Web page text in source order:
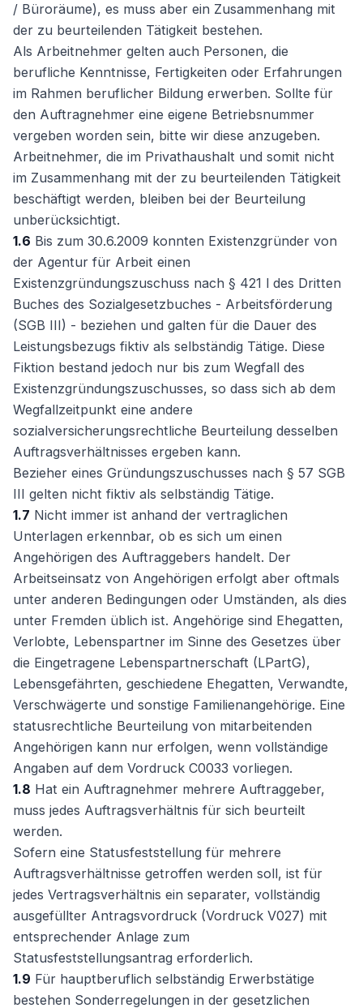
/ Büroräume), es muss aber ein Zusammenhang mit
der zu beurteilenden Tätigkeit bestehen.
Als Arbeitnehmer gelten auch Personen, die
berufliche Kenntnisse, Fertigkeiten oder Erfahrungen
im Rahmen beruflicher Bildung erwerben. Sollte für
den Auftragnehmer eine eigene Betriebsnummer
vergeben worden sein, bitte wir diese anzugeben.
Arbeitnehmer, die im Privathaushalt und somit nicht
im Zusammenhang mit der zu beurteilenden Tätigkeit
beschäftigt werden, bleiben bei der Beurteilung
unberücksichtigt.
1.6 Bis zum 30.6.2009 konnten Existenzgründer von
der Agentur für Arbeit einen
Existenzgründungszuschuss nach § 421 l des Dritten
Buches des Sozialgesetzbuches - Arbeitsförderung
(SGB III) - beziehen und galten für die Dauer des
Leistungsbezugs fiktiv als selbständig Tätige. Diese
Fiktion bestand jedoch nur bis zum Wegfall des
Existenzgründungszuschusses, so dass sich ab dem
Wegfallzeitpunkt eine andere
sozialversicherungsrechtliche Beurteilung desselben
Auftragsverhältnisses ergeben kann.
Bezieher eines Gründungszuschusses nach § 57 SGB
III gelten nicht fiktiv als selbständig Tätige.
1.7 Nicht immer ist anhand der vertraglichen
Unterlagen erkennbar, ob es sich um einen
Angehörigen des Auftraggebers handelt. Der
Arbeitseinsatz von Angehörigen erfolgt aber oftmals
unter anderen Bedingungen oder Umständen, als dies
unter Fremden üblich ist. Angehörige sind Ehegatten,
Verlobte, Lebenspartner im Sinne des Gesetzes über
die Eingetragene Lebenspartnerschaft (LPartG),
Lebensgefährten, geschiedene Ehegatten, Verwandte,
Verschwägerte und sonstige Familienangehörige. Eine
statusrechtliche Beurteilung von mitarbeitenden
Angehörigen kann nur erfolgen, wenn vollständige
Angaben auf dem Vordruck C0033 vorliegen.
1.8 Hat ein Auftragnehmer mehrere Auftraggeber,
muss jedes Auftragsverhältnis für sich beurteilt
werden.
Sofern eine Statusfeststellung für mehrere
Auftragsverhältnisse getroffen werden soll, ist für
jedes Vertragsverhältnis ein separater, vollständig
ausgefüllter Antragsvordruck (Vordruck V027) mit
entsprechender Anlage zum
Statusfeststellungsantrag erforderlich.
1.9 Für hauptberuflich selbständig Erwerbstätige
bestehen Sonderregelungen in der gesetzlichen